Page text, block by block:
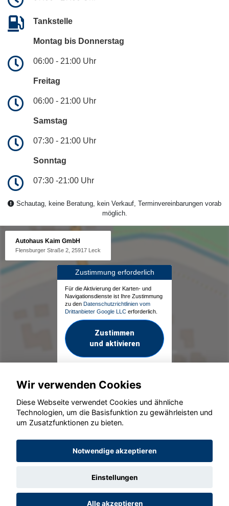
Tankstelle
Montag bis Donnerstag
06:00 - 21:00 Uhr
Freitag
06:00 - 21:00 Uhr
Samstag
07:30 - 21:00 Uhr
Sonntag
07:30 -21:00 Uhr
Schautag, keine Beratung, kein Verkauf, Terminvereinbarungen vorab
möglich.
Autohaus Kaim GmbH
Flensburger Straße 2, 25917 Leck
Zustimmung erforderlich
Für die Aktivierung der Karten- und
Navigationsdienste ist Ihre Zustimmung
zu den Datenschutzrichtlinien vom
Drittanbieter Google LLC erforderlich.
Zustimmen
und aktivieren
© konjunkturmotor.de GmbH 2020 - 2026
Wir verwenden Cookies
Diese Webseite verwendet Cookies und ähnliche
Technologien, um die Basisfunktion zu gewährleisten und
um Zusatzfunktionen zu bieten.
Notwendige akzeptieren
Einstellungen
Alle akzeptieren